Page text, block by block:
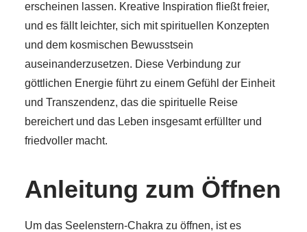
erscheinen lassen. Kreative Inspiration fließt freier,
und es fällt leichter, sich mit spirituellen Konzepten
und dem kosmischen Bewusstsein
auseinanderzusetzen. Diese Verbindung zur
göttlichen Energie führt zu einem Gefühl der Einheit
und Transzendenz, das die spirituelle Reise
bereichert und das Leben insgesamt erfüllter und
friedvoller macht.
Anleitung zum Öffnen
Um das Seelenstern-Chakra zu öffnen, ist es